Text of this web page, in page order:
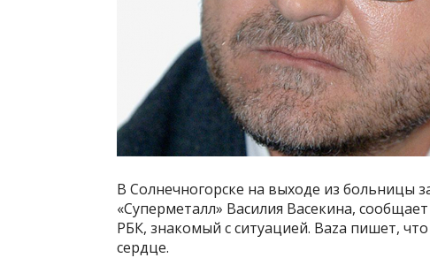
В Солнечногорске на выходе из больницы
«Суперметалл» Василия Васекина,
РБК, знакомый с ситуацией. Baza пишет,
сердце.